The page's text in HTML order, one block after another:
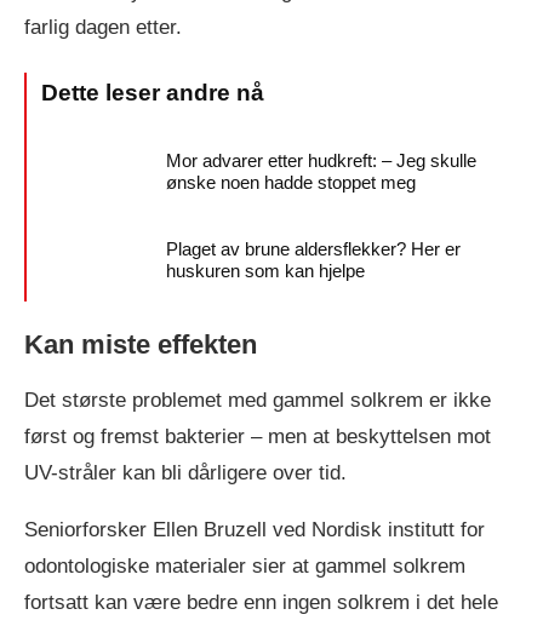
farlig dagen etter.
Mor advarer etter hudkreft: – Jeg skulle
ønske noen hadde stoppet meg
Plaget av brune aldersflekker? Her er
huskuren som kan hjelpe
Kan miste effekten
Det største problemet med gammel solkrem er ikke
først og fremst bakterier – men at beskyttelsen mot
UV-stråler kan bli dårligere over tid.
Seniorforsker Ellen Bruzell ved Nordisk institutt for
odontologiske materialer sier at gammel solkrem
fortsatt kan være bedre enn ingen solkrem i det hele